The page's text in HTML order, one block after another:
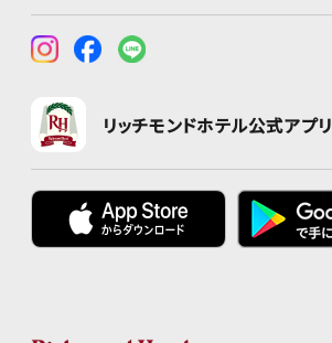
リッチモンドホテル公式アプリ